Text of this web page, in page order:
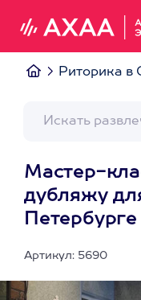
Риторика в
Мастер-
дубляжу
Петербурге
Артикул: 5690